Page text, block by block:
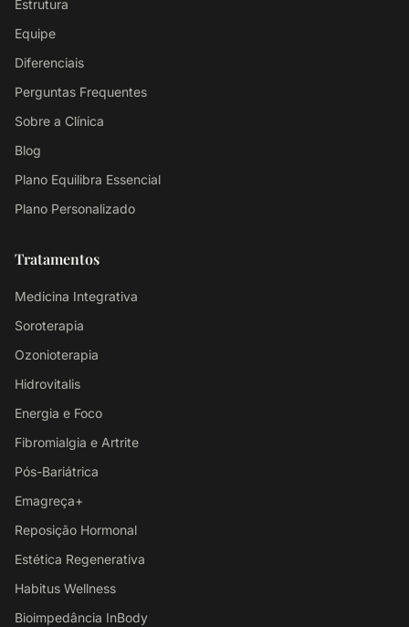
Estrutura
Equipe
Diferenciais
Perguntas Frequentes
Sobre a Clínica
Blog
Plano Equilibra Essencial
Plano Personalizado
Tratamentos
Medicina Integrativa
Soroterapia
Ozonioterapia
Hidrovitalis
Energia e Foco
Fibromialgia e Artrite
Pós-Bariátrica
Emagreça+
Reposição Hormonal
Estética Regenerativa
Habitus Wellness
Bioimpedância InBody